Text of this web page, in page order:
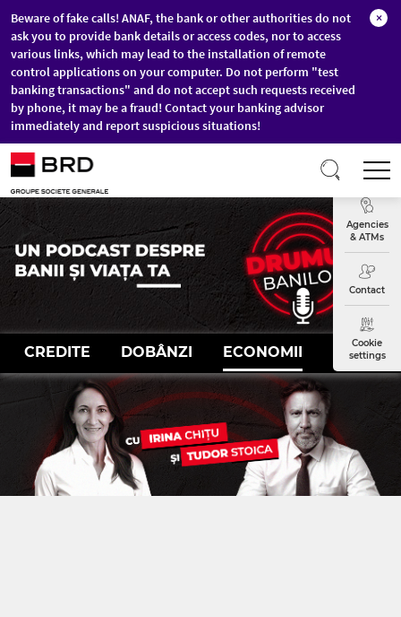
Skip to main content
Beware of fake calls! ANAF, the bank or other authorities do not
ask you to provide bank details or access codes, nor to access
various links, which may lead to the installation of remote
control applications on your computer. Do not perform "test
banking transactions" and do not accept such requests received
by phone, it may be a fraud! Contact your banking advisor
immediately and report suspicious situations!
×
Exchange
Agencies
& ATMs
Contact
Cookie
settings
CREDITE DOBÂNZI ECONOMII